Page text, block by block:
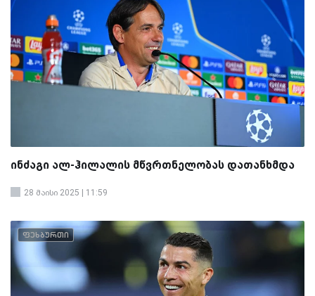
ინძაგი ალ-ჰილალის მწვრთნელობას დათანხმდა
28 მაისი 2025 | 11:59
ფეხბურთი